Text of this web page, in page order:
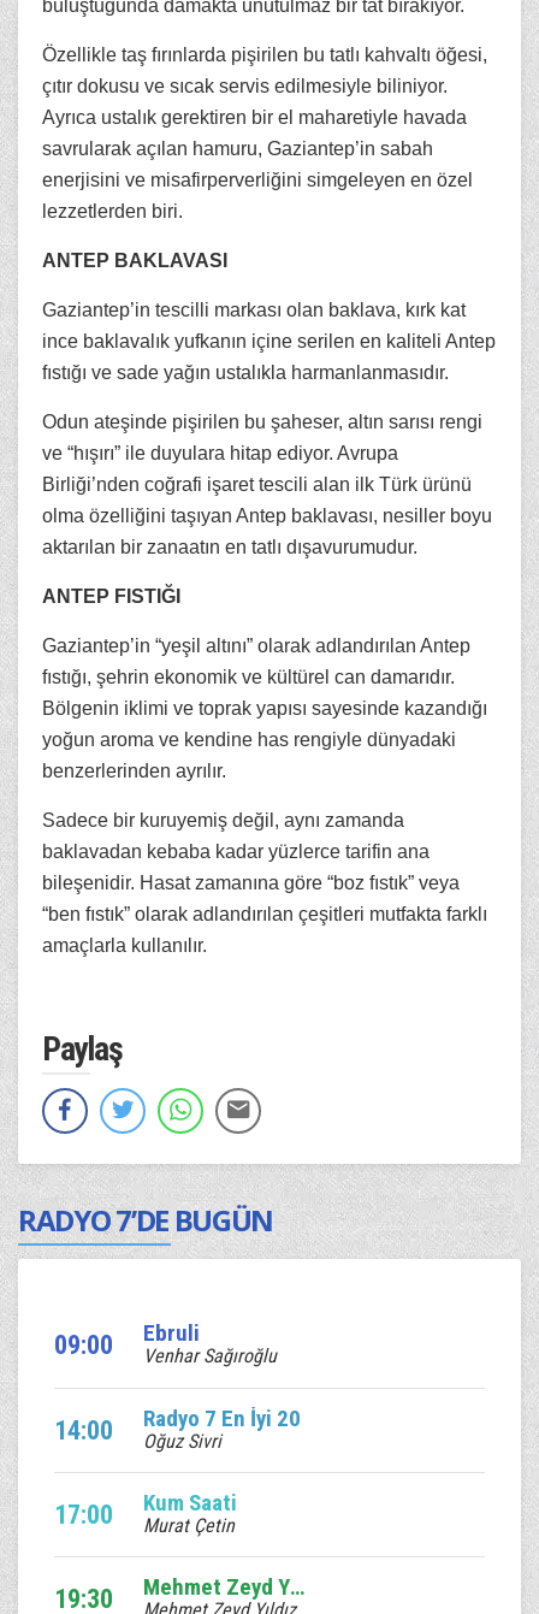
buluştuğunda damakta unutulmaz bir tat bırakıyor.
Özellikle taş fırınlarda pişirilen bu tatlı kahvaltı öğesi,
çıtır dokusu ve sıcak servis edilmesiyle biliniyor.
Ayrıca ustalık gerektiren bir el maharetiyle havada
savrularak açılan hamuru, Gaziantep’in sabah
enerjisini ve misafirperverliğini simgeleyen en özel
lezzetlerden biri.
ANTEP BAKLAVASI
Gaziantep’in tescilli markası olan baklava, kırk kat
ince baklavalık yufkanın içine serilen en kaliteli Antep
fıstığı ve sade yağın ustalıkla harmanlanmasıdır.
Odun ateşinde pişirilen bu şaheser, altın sarısı rengi
ve “hışırı” ile duyulara hitap ediyor. Avrupa
Birliği’nden coğrafi işaret tescili alan ilk Türk ürünü
olma özelliğini taşıyan Antep baklavası, nesiller boyu
aktarılan bir zanaatın en tatlı dışavurumudur.
ANTEP FISTIĞI
Gaziantep’in “yeşil altını” olarak adlandırılan Antep
fıstığı, şehrin ekonomik ve kültürel can damarıdır.
Bölgenin iklimi ve toprak yapısı sayesinde kazandığı
yoğun aroma ve kendine has rengiyle dünyadaki
benzerlerinden ayrılır.
Sadece bir kuruyemiş değil, aynı zamanda
baklavadan kebaba kadar yüzlerce tarifin ana
bileşenidir. Hasat zamanına göre “boz fıstık” veya
“ben fıstık” olarak adlandırılan çeşitleri mutfakta farklı
amaçlarla kullanılır.
Paylaş
RADYO 7’DE BUGÜN
09:00 Ebruli
Venhar Sağıroğlu
14:00 Radyo 7 En İyi 20
Oğuz Sivri
17:00 Kum Saati
Murat Çetin
19:30 Mehmet Zeyd Yıldız sizlerle